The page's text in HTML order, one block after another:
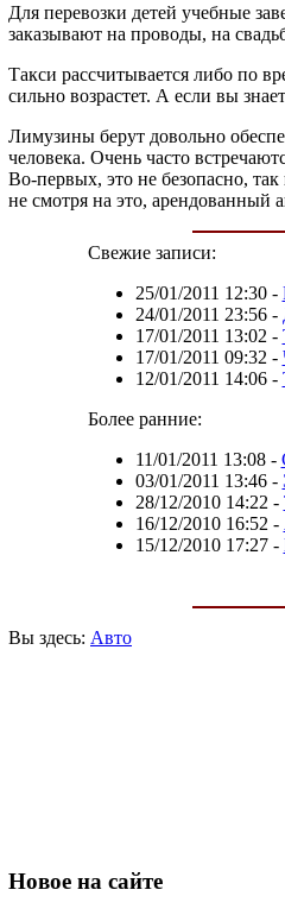
Для перевозки детей учебные
заказывают на проводы, на
Такси рассчитывается либо по
сильно возрастет. А если вы
Лимузины берут довольно
человека. Очень часто
Во-первых, это не безопасно,
не смотря на это, арендованный
Свежие записи:
25/01/2011 12:30-
24/01/2011 23:56-
17/01/2011 13:02 -
17/01/2011 09:32 -
12/01/2011 14:06-
Более ранние:
11/01/2011 13:08-
03/01/2011 13:46-
28/12/2010 14:22 -
16/12/2010 16:52 -
15/12/2010 17:27-
Вы здесь: Авто
Новое на сайте